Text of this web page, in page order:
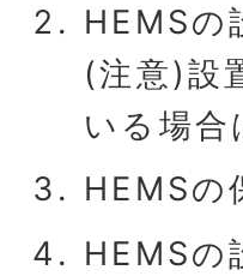
HEMSの
(注意)設
いる場
HEMSの
HEMSの